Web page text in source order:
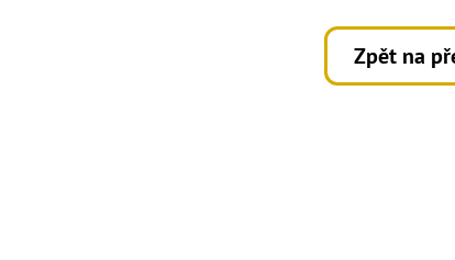
Zpět na